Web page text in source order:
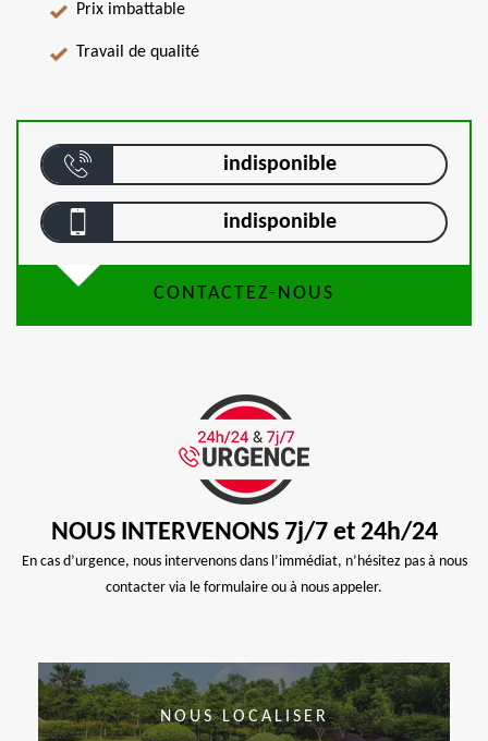
Prix imbattable
Travail de qualité
indisponible
indisponible
CONTACTEZ-NOUS
NOUS INTERVENONS 7j/7 et 24h/24
En cas d’urgence, nous intervenons dans l’immédiat, n’hésitez pas à nous
contacter via le formulaire ou à nous appeler.
NOUS LOCALISER